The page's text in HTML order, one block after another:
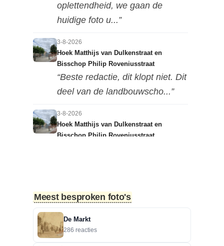
oplettendheid, we gaan de
huidige foto u...”
3-8-2026
Hoek Matthijs van Dulkenstraat en
Bisschop Philip Roveniusstraat
“Beste redactie, dit klopt niet. Dit
deel van de landbouwscho...”
3-8-2026
Hoek Matthijs van Dulkenstraat en
Bisschop Philip Roveniusstraat
Treurbeuk op de Halve Maan
Maan. Echt een prachtige
boom....”
Meest besproken foto's
De Markt
286 reacties